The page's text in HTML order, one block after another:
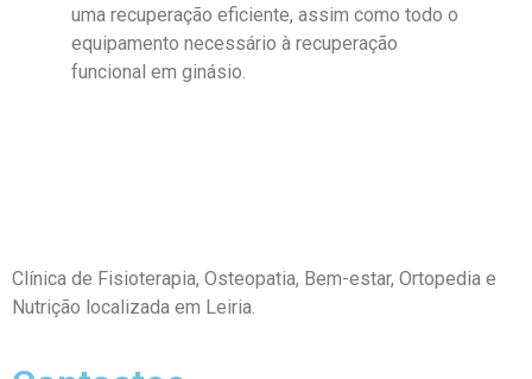
uma recuperação eficiente, assim como todo o
equipamento necessário à recuperação
funcional em ginásio.
Clínica de Fisioterapia, Osteopatia, Bem-estar, Ortopedia e
Nutrição localizada em Leiria.